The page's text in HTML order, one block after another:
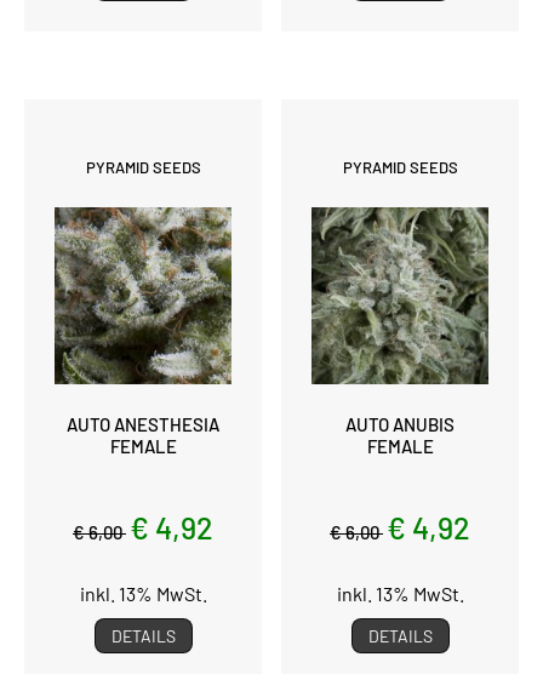
PYRAMID SEEDS
AUTO ANESTHESIA
FEMALE
€ 6,00 € 4,92
inkl. 13% MwSt.
DETAILS
PYRAMID SEEDS
AUTO ANUBIS
FEMALE
€ 6,00 € 4,92
inkl. 13% MwSt.
DETAILS